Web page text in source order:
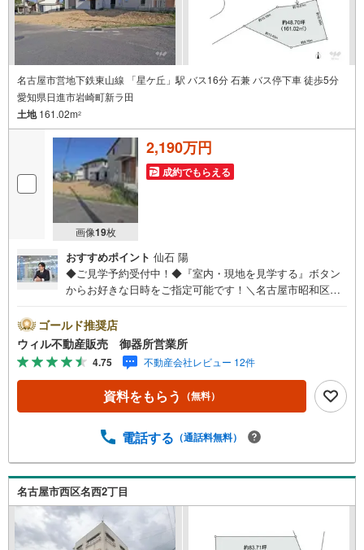
名古屋市営地下鉄東山線 「星ケ丘」駅 バス16分 石兼 バス停下車 徒歩5分
愛知県日進市岩崎町新ラ田
土地161.02m2
画像19枚
2,190万円
成約でもらえる
おすすめポイント 仙石 陽
◆ご見学予約受付中！◆『室内・現地を見学する』ボタン
からお好きな日時をご指定可能です！＼名古屋市昭和区、
名古屋市昭和区、天白区の直接のご売却依頼を数多くいた
だいている不動産仲介会社です。ネット上で分かる立地環
境はもちろん、過去にお任せいただいたお客様に現地の生
の声をもとに住戸環境を提案致します。＼平日のお住まい
探しの方へ/弊社では平日にご内覧・契約など平日にお住ま
い探しをされるお客様にサービスをご用意しています。＼
ています。事前にご予約頂きましたら営業時間外でのご内
ある方へ/不動産業者間で不動産情報が共有されているの
で、名古屋市全域や、その他隣接エリアでもご内覧が可能
です！ 【御器所営業所】○地下鉄桜通線、鶴舞線「御器
所」駅徒歩1分○お子様が遊べるキッズスペースあり○定休
日ございません
ゴールド推奨店
ウィル不動産販売 御器所営業所
4.75 不動産会社レビュー 12件
資料をもらう （無料）
電話する （通話料無料）
名古屋市西区名西2丁目